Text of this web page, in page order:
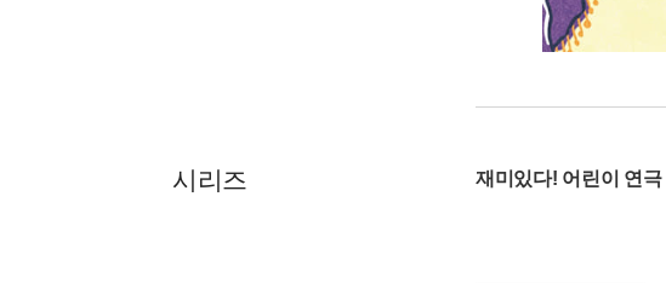
시리즈 재미있다! 어린이 연극